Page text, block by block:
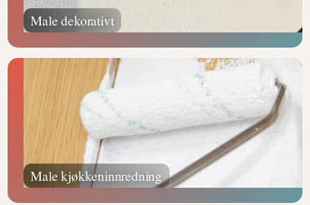
Male dekorativt
Male kjøkkeninnredning